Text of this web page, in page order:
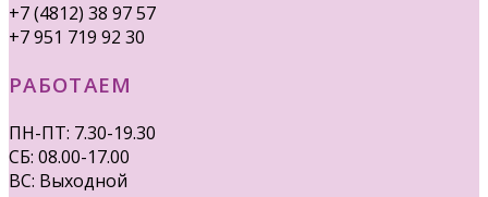
+7 (4812) 38 97 57
+7 951 719 92 30
РАБОТАЕМ
ПН-ПТ: 7.30-19.30
СБ: 08.00-17.00
ВС: Выходной